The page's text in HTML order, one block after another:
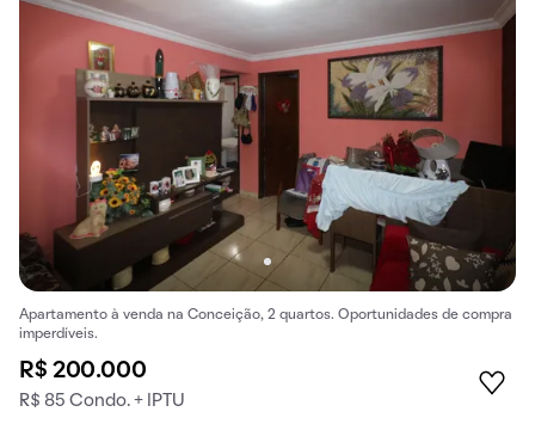
Apartamento à venda na Conceição, 2 quartos. Oportunidades de compra
imperdíveis.
R$ 200.000
R$ 85 Condo. + IPTU